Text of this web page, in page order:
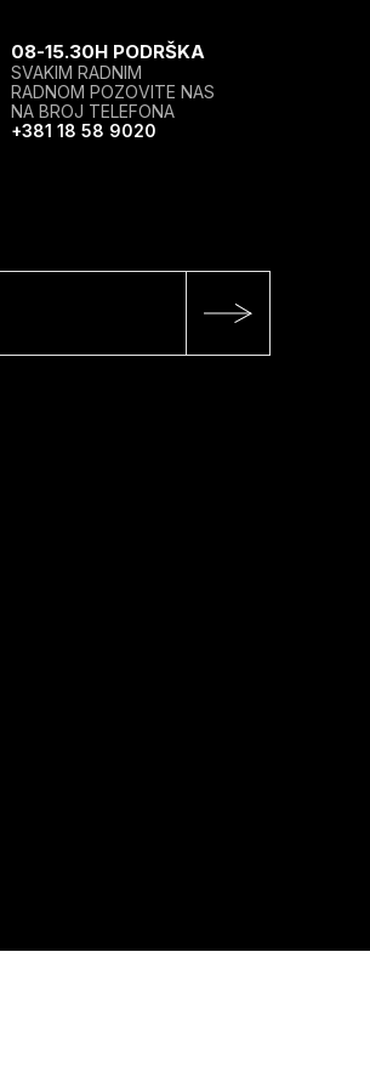
08-15.30H PODRŠKA
SVAKIM RADNIM
RADNOM POZOVITE NAS
NA BROJ TELEFONA
+381 18 58 9020